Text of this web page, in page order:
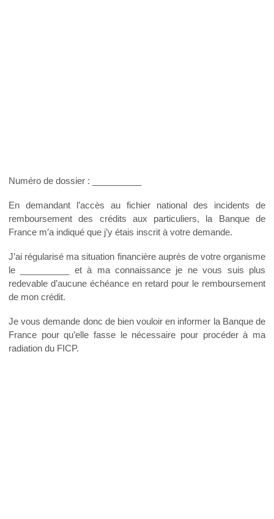
Numéro de dossier : __________
En demandant l’accès au fichier national des incidents de
remboursement des crédits aux particuliers, la Banque de
France m’a indiqué que j’y étais inscrit à votre demande.
J’ai régularisé ma situation financière auprès de votre organisme
le __________ et à ma connaissance je ne vous suis plus
redevable d’aucune échéance en retard pour le remboursement
de mon crédit.
Je vous demande donc de bien vouloir en informer la Banque de
France pour qu’elle fasse le nécessaire pour procéder à ma
radiation du FICP.